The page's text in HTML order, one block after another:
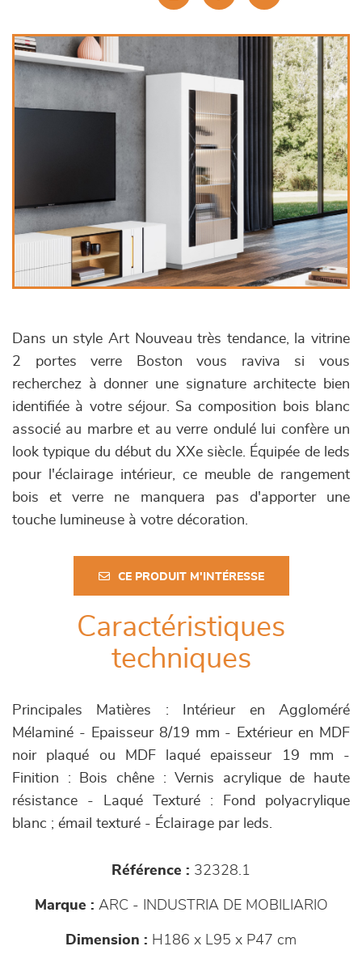
décoration
Dans un style Art Nouveau très tendance, la vitrine
2 portes verre Boston vous raviva si vous
recherchez à donner une signature architecte bien
identifiée à votre séjour. Sa composition bois blanc
associé au marbre et au verre ondulé lui confère un
look typique du début du XXe siècle. Équipée de leds
pour l'éclairage intérieur, ce meuble de rangement
bois et verre ne manquera pas d'apporter une
touche lumineuse à votre décoration.
CE PRODUIT M'INTÉRESSE
Caractéristiques
techniques
Principales Matières : Intérieur en Aggloméré
Mélaminé - Epaisseur 8/19 mm - Extérieur en MDF
noir plaqué ou MDF laqué epaisseur 19 mm -
Finition : Bois chêne : Vernis acrylique de haute
résistance - Laqué Texturé : Fond polyacrylique
blanc ; émail texturé - Éclairage par leds.
Référence : 32328.1
Marque : ARC - INDUSTRIA DE MOBILIARIO
Dimension : H186 x L95 x P47 cm